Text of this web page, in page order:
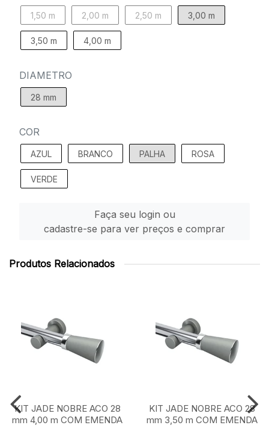
1,50 m 2,00 m 2,50 m 3,00 m
3,50 m 4,00 m
DIAMETRO
28 mm
COR
AZUL BRANCO PALHA ROSA
VERDE
Faça seu login ou
cadastre-se para ver preços e comprar
Produtos Relacionados
KIT JADE NOBRE ACO 28
mm 4,00 m COM EMENDA
KIT JADE NOBRE ACO 28
mm 3,50 m COM EMENDA